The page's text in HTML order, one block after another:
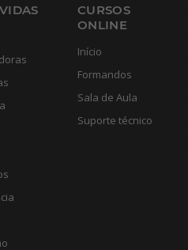
CURSOS
ONLINE
Início
Formandos
Sala de Aula
Suporte técnico